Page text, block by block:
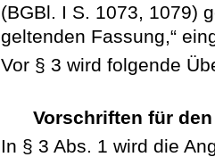
(BGBl. I S. 1073, 1079)
geltenden Fassung,“
Vor § 3 wird folgende
Vorschriften für
In § 3 Abs. 1 wird die